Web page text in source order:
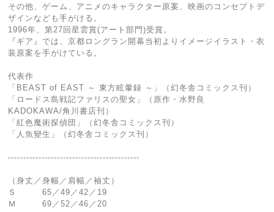
その他、ゲーム、アニメのキャラクター原案、映画のコンセプトデ
ザインなども手がける。
1996年、第27回星雲賞(アート部門)受賞。
『ギア』では、京都ロングラン開幕当初よりイメージイラスト・衣
装原案を手がけている。
代表作
「BEAST of EAST ～ 東方眩暈録 ～」（幻冬舎コミックス刊）
「ロードス島戦記ファリスの聖女」（原作・水野良
KADOKAWA/角川書店刊）
「紅色魔術探偵団」（幻冬舎コミックス刊）
「人魚變生」（幻冬舎コミックス刊）
-------------------------------------------
（身丈／身幅／肩幅／袖丈）
Ｓ 65／49／42／19
Ｍ 69／52／46／20